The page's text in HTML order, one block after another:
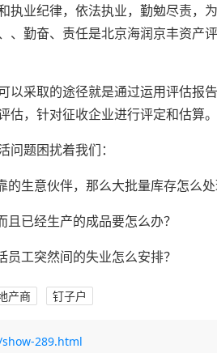
执业纪律，依法执业，勤勉尽责，
、勤奋、责任是北京海润京丰资产
以采取的途径就是通过运用评估报
，针对征收企业进行评定和估算。
题困扰着我们：
生意伙伴，那么大批量库存怎么处
已经生产的成品要怎么办？
工突然间的失业怎么安排？
产商 钉子户
289.html